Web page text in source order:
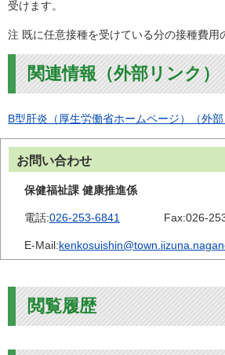
受けます。
注 既に任意接種を受けている分の接種費用
関連情報（外部リンク）
B型肝炎（厚生労働省ホームページ） （外
お問い合わせ
保健福祉課 健康推進係
電話:026-253-6841 Fax:026-
E-Mail:
閲覧履歴